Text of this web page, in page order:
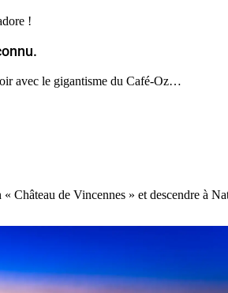
!
avec le gigantisme du Café-Oz…
de Vincennes » et descendre à